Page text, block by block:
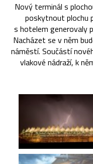
Nový terminál s
poskytnout plochu
s hotelem generovaly
Nacházet se v něm
náměstí. Součástí
vlakové nádraží, k